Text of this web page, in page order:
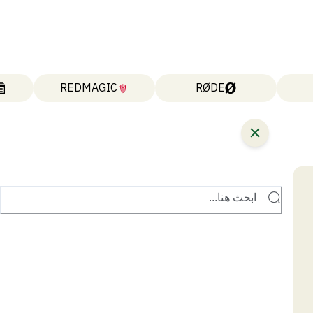
RØDE
REDMAGIC
ابحث هنا...